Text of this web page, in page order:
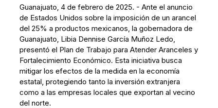
Guanajuato, 4 de febrero de 2025. - Ante el anuncio
de Estados Unidos sobre la imposición de un arancel
del 25% a productos mexicanos, la gobernadora de
Guanajuato, Libia Dennise García Muñoz Ledo,
presentó el Plan de Trabajo para Atender Aranceles y
Fortalecimiento Económico. Esta iniciativa busca
mitigar los efectos de la medida en la economía
estatal, protegiendo tanto la inversión extranjera
como a las empresas locales que exportan al vecino
del norte.